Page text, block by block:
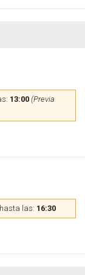
13:00 (Previa
hasta las: 16:30